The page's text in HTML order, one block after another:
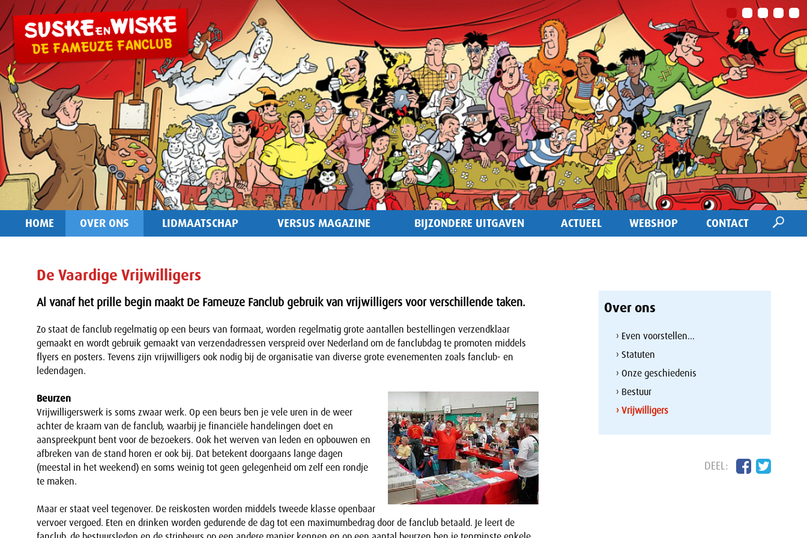
HOME OVER ONS LIDMAATSCHAP VERSUS MAGAZINE BIJZONDERE UITGAVEN ACTUEEL WEBSHOP CONTACT
De Vaardige Vrijwilligers
Al vanaf het prille begin maakt De Fameuze Fanclub gebruik van vrijwilligers voor verschillende taken.
Zo staat de fanclub regelmatig op een beurs van formaat, worden regelmatig grote aantallen bestellingen verzendklaar
gemaakt en wordt gebruik gemaakt van verzendadressen verspreid over Nederland om de fanclubdag te promoten middels
flyers en posters. Tevens zijn vrijwilligers ook nodig bij de organisatie van diverse grote evenementen zoals fanclub- en
ledendagen.
Beurzen
Vrijwilligerswerk is soms zwaar werk. Op een beurs ben je vele uren in de weer
achter de kraam van de fanclub, waarbij je financiële handelingen doet en
aanspreekpunt bent voor de bezoekers. Ook het werven van leden en opbouwen en
afbreken van de stand horen er ook bij. Dat betekent doorgaans lange dagen
(meestal in het weekend) en soms weinig tot geen gelegenheid om zelf een rondje
te maken.
Maar er staat veel tegenover. De reiskosten worden middels tweede klasse openbaar
vervoer vergoed. Eten en drinken worden gedurende de dag tot een maximumbedrag door de fanclub betaald. Je leert de
Over ons
› Even voorstellen...
› Statuten
› Onze geschiedenis
› Bestuur
› Vrijwilligers
DEEL: